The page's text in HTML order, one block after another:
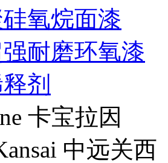
硅氧烷面漆
强耐磨环氧漆
剂
卡宝拉因
中远关西